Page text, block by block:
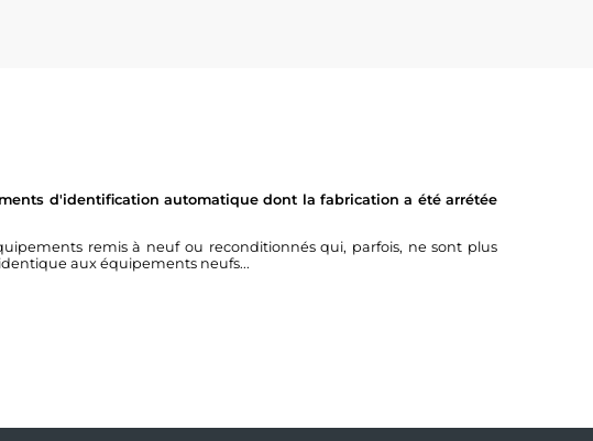
d'identification automatique dont la fabrication a été arrétée
remis à neuf ou reconditionnés qui, parfois, ne sont plus
aux équipements neufs...